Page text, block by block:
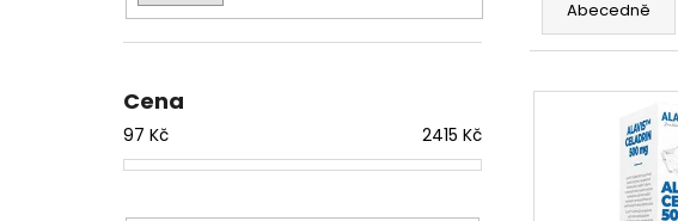
Cena
97 Kč 2415 Kč
z
Abecedně
V